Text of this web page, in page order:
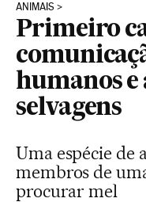
ANIMAIS
Primeiro
humanos
selvagens
Uma espécie de
membros de
procurar mel